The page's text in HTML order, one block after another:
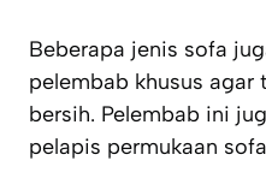
Beberapa jenis sofa
pelembab khusus agar
bersih. Pelembab ini
pelapis permukaan